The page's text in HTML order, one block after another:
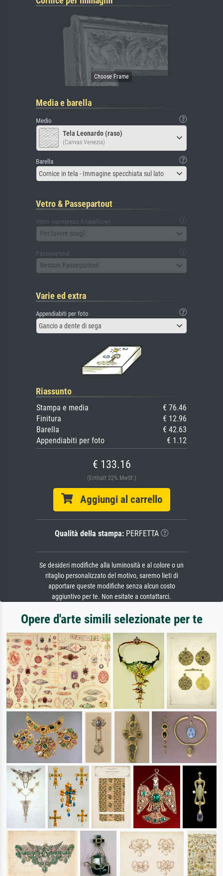
Media e barella
Medio
Tela Leonardo (raso)
(Canvas Venezia)
Barella
Cornice in tela - Immagine specchiata sul lato
Vetro & Passepartout
Vetro (compreso il tabellone)
Per favore scegli
Passepartout
Nessun Passepartout
Varie ed extra
Appendiabiti per foto
Gancio a dente di sega
Riassunto
Stampa e media
€ 76.46
Finitura
€ 12.96
Barella
€ 42.63
Appendiabiti per foto
€ 1.12
€ 133.16
(Enthält 22% MwSt.)
Aggiungi al carrello
Qualità della stampa:PERFETTA
Se desideri modifiche alla luminosità e al colore o un
ritaglio personalizzato del motivo, saremo lieti di
apportare queste modifiche senza alcun costo
aggiuntivo per te. Non esitate a contattarci.
Opere d'arte simili selezionate per te